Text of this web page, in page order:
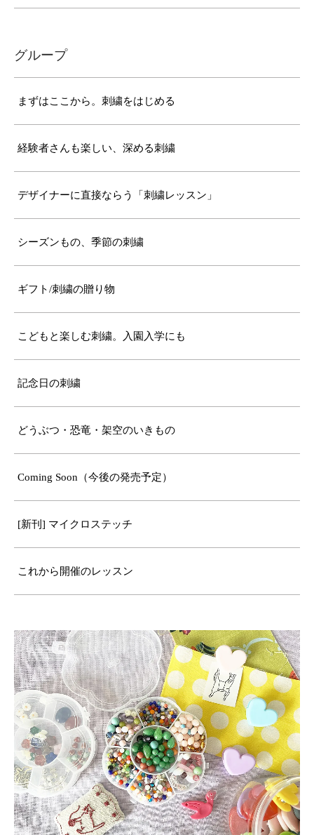
グループ
まずはここから。刺繍をはじめる
経験者さんも楽しい、深める刺繍
デザイナーに直接ならう「刺繍レッスン」
シーズンもの、季節の刺繍
ギフト/刺繍の贈り物
こどもと楽しむ刺繍。入園入学にも
記念日の刺繍
どうぶつ・恐竜・架空のいきもの
Coming Soon（今後の発売予定）
[新刊] マイクロステッチ
これから開催のレッスン